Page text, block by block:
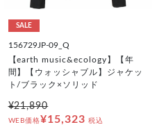
SALE
156729JP-09_Q
【earth music&ecology】【年
間】【ウォッシャブル】ジャケッ
ト/ブラック×ソリッド
¥21,890
WEB価格¥15,323 税込